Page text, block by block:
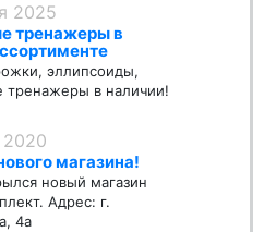
2025
тренажеры в
эллипсоиды,
тренажеры в наличии!
магазина!
новый магазин
Адрес: г.
4а